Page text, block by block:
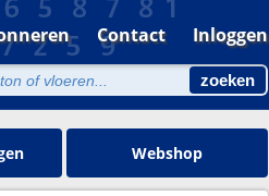
Contact Inloggen
Webshop